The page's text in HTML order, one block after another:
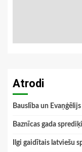
Atrodi
Bauslība un Evaņģēlijs
Baznīcas gada
Ilgi gaidītais latviešu